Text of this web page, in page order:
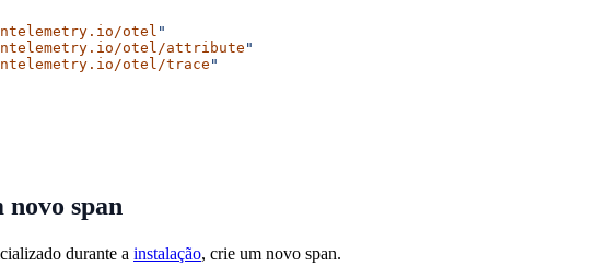
otel "
otel/attribute "
otel/trace "
span
durante a instalação, crie um novo span.